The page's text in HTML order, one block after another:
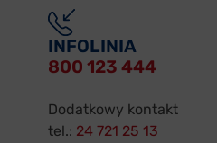
INFOLINIA
800 123 444
Dodatkowy kontakt
tel.: 24 721 25 13